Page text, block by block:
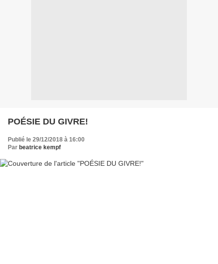
POÉSIE DU GIVRE!
Publié le 29/12/2018 à 16:00
Par beatrice kempf